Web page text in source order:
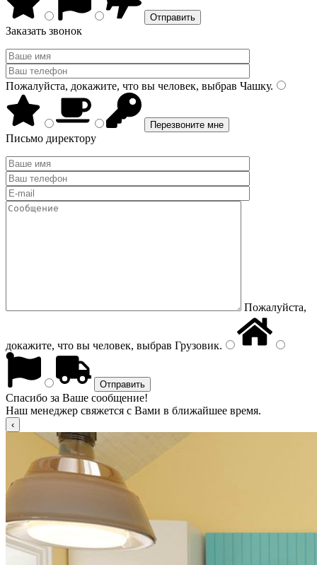
Заказать звонок
Пожалуйста, докажите, что вы человек, выбрав Чашку.
Письмо директору
Пожалуйста,
докажите, что вы человек, выбрав Грузовик.
Спасибо за Ваше сообщение!
Наш менеджер свяжется с Вами в ближайшее время.